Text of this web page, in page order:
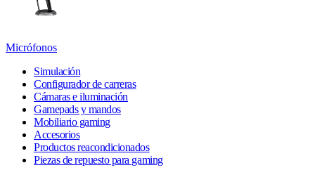
Micrófonos
Simulación
Configurador de carreras
Cámaras e iluminación
Gamepads y mandos
Mobiliario gaming
Accesorios
Productos reacondicionados
Piezas de repuesto para gaming